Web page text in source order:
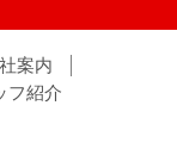
案内
フ紹介